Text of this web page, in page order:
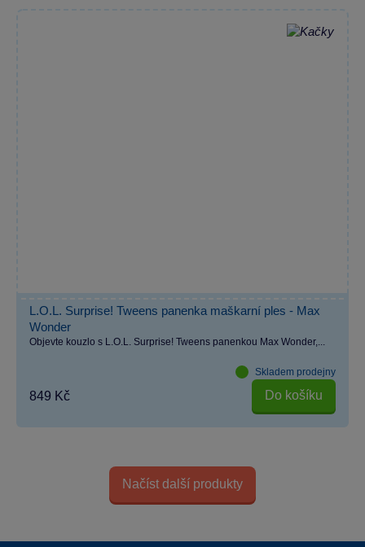
L.O.L. Surprise! Tweens panenka maškarní ples - Max
Wonder
Objevte kouzlo s L.O.L. Surprise! Tweens panenkou Max Wonder,...
Skladem prodejny
849 Kč Do košíku
Načíst další produkty